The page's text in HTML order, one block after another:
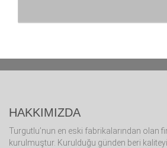
HAKKIMIZDA
Turgutlu’nun en eski fabrikalarından olan
kurulmuştur. Kurulduğu günden beri